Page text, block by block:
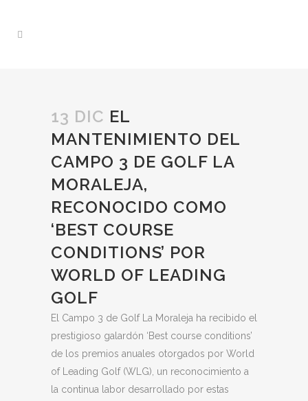
13 DIC EL
MANTENIMIENTO DEL
CAMPO 3 DE GOLF LA
MORALEJA,
RECONOCIDO COMO
‘BEST COURSE
CONDITIONS’ POR
WORLD OF LEADING
GOLF
El Campo 3 de Golf La Moraleja ha recibido el
prestigioso galardón ‘Best course conditions’
de los premios anuales otorgados por World
of Leading Golf (WLG), un reconocimiento a
la continua labor desarrollado por estas